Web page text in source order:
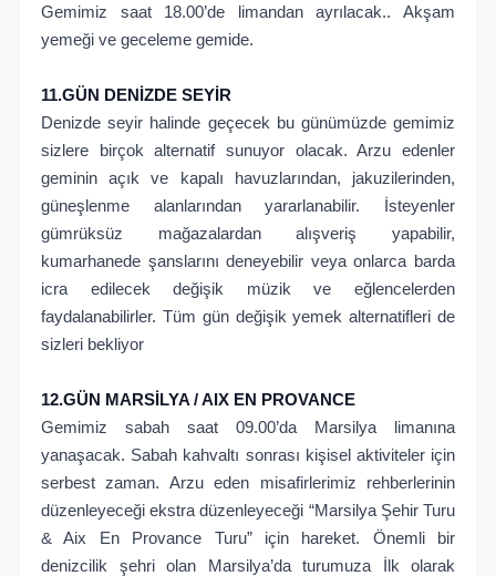
Gemimiz saat 18.00’de limandan ayrılacak.. Akşam
yemeği ve geceleme gemide.
11.GÜN DENİZDE SEYİR
Denizde seyir halinde geçecek bu günümüzde gemimiz
sizlere birçok alternatif sunuyor olacak. Arzu edenler
geminin açık ve kapalı havuzlarından, jakuzilerinden,
güneşlenme alanlarından yararlanabilir. İsteyenler
gümrüksüz mağazalardan alışveriş yapabilir,
kumarhanede şanslarını deneyebilir veya onlarca barda
icra edilecek değişik müzik ve eğlencelerden
faydalanabilirler. Tüm gün değişik yemek alternatifleri de
sizleri bekliyor
12.GÜN MARSİLYA / AIX EN PROVANCE
Gemimiz sabah saat 09.00’da Marsilya limanına
yanaşacak. Sabah kahvaltı sonrası kişisel aktiviteler için
serbest zaman. Arzu eden misafirlerimiz rehberlerinin
düzenleyeceği ekstra düzenleyeceği “Marsilya Şehir Turu
& Aix En Provance Turu” için hareket. Önemli bir
denizcilik şehri olan Marsilya’da turumuza İlk olarak